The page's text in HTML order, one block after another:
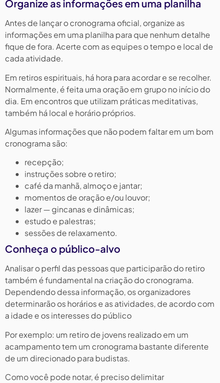
Organize as informações em uma planilha
Antes de lançar o cronograma oficial, organize as
informações em uma planilha para que nenhum detalhe
fique de fora. Acerte com as equipes o tempo e local de
cada atividade.
Em retiros espirituais, há hora para acordar e se recolher.
Normalmente, é feita uma oração em grupo no início do
dia. Em encontros que utilizam práticas meditativas,
também há local e horário próprios.
Algumas informações que não podem faltar em um bom
cronograma são:
recepção;
instruções sobre o retiro;
café da manhã, almoço e jantar;
momentos de oração e/ou louvor;
lazer — gincanas e dinâmicas;
estudo e palestras;
sessões de relaxamento.
Conheça o público-alvo
Analisar o perfil das pessoas que participarão do retiro
também é fundamental na criação do cronograma.
Dependendo dessa informação, os organizadores
determinarão os horários e as atividades, de acordo com
a idade e os interesses do público
Por exemplo: um retiro de jovens realizado em um
acampamento tem um cronograma bastante diferente
de um direcionado para budistas.
Como você pode notar, é preciso delimitar